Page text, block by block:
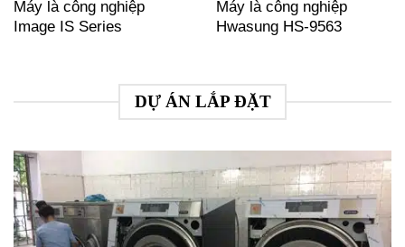
Máy là công nghiệp
Image IS Series
Máy là công nghiệp
Hwasung HS-9563
DỰ ÁN LẮP ĐẶT